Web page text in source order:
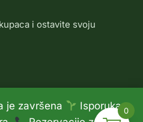
je završena
Isporuka
i ostavite svoju
0